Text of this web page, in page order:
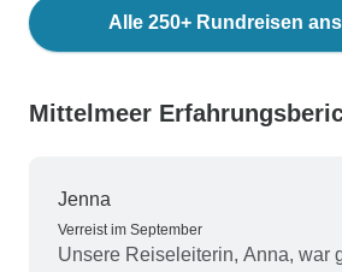
Alle 250+ Rundreisen
Mittelmeer
Jenna
Verreist im September
Unsere Reiseleiterin, Anna, war